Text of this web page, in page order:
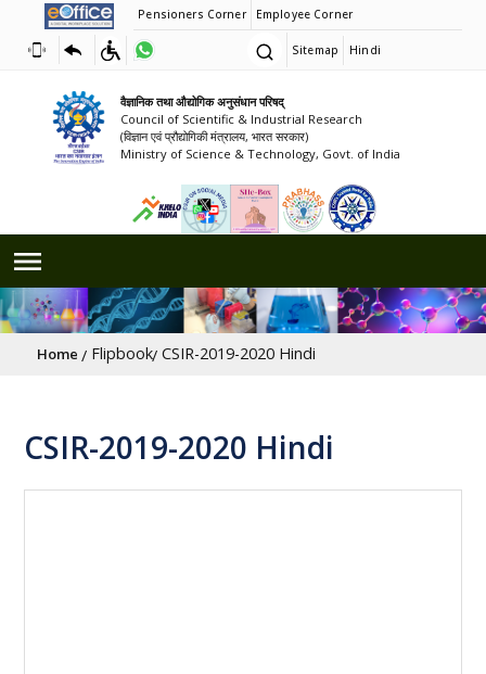
Pensioners Corner Employee Corner
Sitemap Hindi
वैज्ञानिक तथा औद्योगिक अनुसंधान परिषद्
Council of Scientific & Industrial Research
(विज्ञान एवं प्रौद्योगिकी मंत्रालय, भारत सरकार)
Ministry of Science & Technology, Govt. of India
Breadcrumb
Home Flipbook CSIR-2019-2020 Hindi
CSIR-2019-2020 Hindi